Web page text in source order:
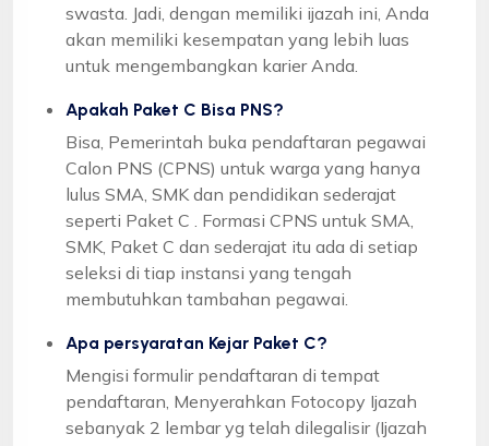
swasta. Jadi, dengan memiliki ijazah ini, Anda
akan memiliki kesempatan yang lebih luas
untuk mengembangkan karier Anda.
Apakah Paket C Bisa PNS?
Bisa, Pemerintah buka pendaftaran pegawai
Calon PNS (CPNS) untuk warga yang hanya
lulus SMA, SMK dan pendidikan sederajat
seperti Paket C . Formasi CPNS untuk SMA,
SMK, Paket C dan sederajat itu ada di setiap
seleksi di tiap instansi yang tengah
membutuhkan tambahan pegawai.
Apa persyaratan Kejar Paket C?
Mengisi formulir pendaftaran di tempat
pendaftaran, Menyerahkan Fotocopy Ijazah
sebanyak 2 lembar yg telah dilegalisir (Ijazah